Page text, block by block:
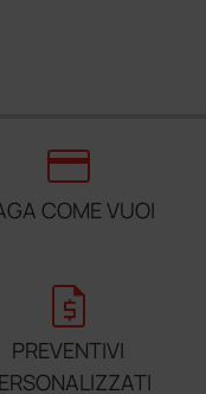
credit_card
COME VUOI
request_quote
PREVENTIVI